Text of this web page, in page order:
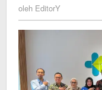
oleh EditorY